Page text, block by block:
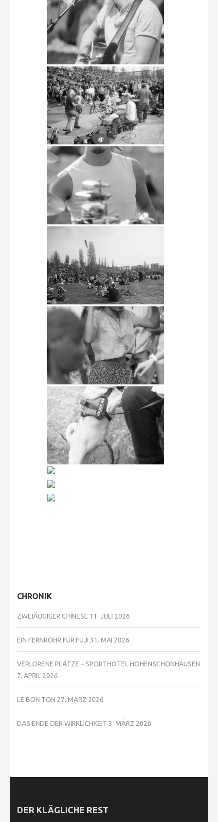
CHRONIK
ZWEIÄUGIGER CHINESE 11. JULI 2026
EIN FERNROHR FÜR FUJI 31. MAI 2026
VERLORENE PLÄTZE – SPORTHOTEL HOHENSCHÖNHAUSEN
7. APRIL 2026
LE BON TON 27. MÄRZ 2026
DAS ENDE DER WIRKLICHKEIT 3. MÄRZ 2026
DER KLÄGLICHE REST